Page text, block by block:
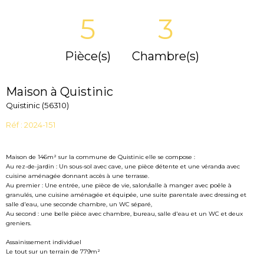
5
Pièce(s)
3
Chambre(s)
Maison à Quistinic
Quistinic (56310)
Réf : 2024-151
Maison de 146m² sur la commune de Quistinic elle se compose :
Au rez-de-jardin : Un sous-sol avec cave, une pièce détente et une véranda avec
cuisine aménagée donnant accès à une terrasse.
Au premier : Une entrée, une pièce de vie, salon/salle à manger avec poêle à
granulés, une cuisine aménagée et équipée, une suite parentale avec dressing et
salle d'eau, une seconde chambre, un WC séparé,
Au second : une belle pièce avec chambre, bureau, salle d'eau et un WC et deux
greniers.
Assainissement individuel
Le tout sur un terrain de 779m²